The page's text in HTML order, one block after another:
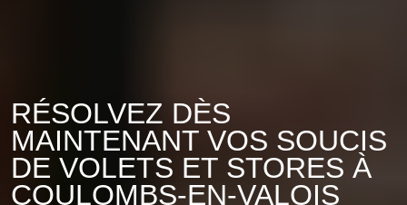
RÉSOLVEZ DÈS
MAINTENANT VOS SOUCIS
DE VOLETS ET STORES À
COULOMBS-EN-VALOIS